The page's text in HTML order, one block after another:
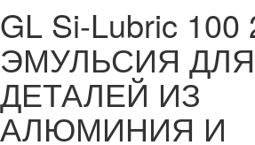
GL Si-Lubric 100
ЭМУЛЬСИЯ
ДЕТАЛЕЙ ИЗ
АЛЮМИНИЯ И